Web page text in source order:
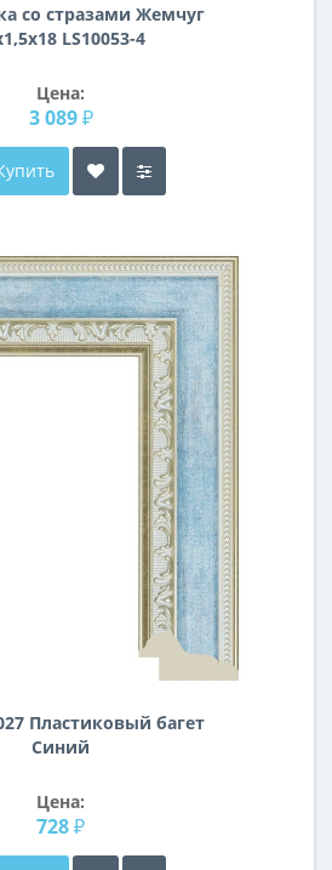
со стразами Жемчуг
LS10053-4
Цена:
3 089 ₽
Пластиковый багет
Синий
Цена:
728 ₽